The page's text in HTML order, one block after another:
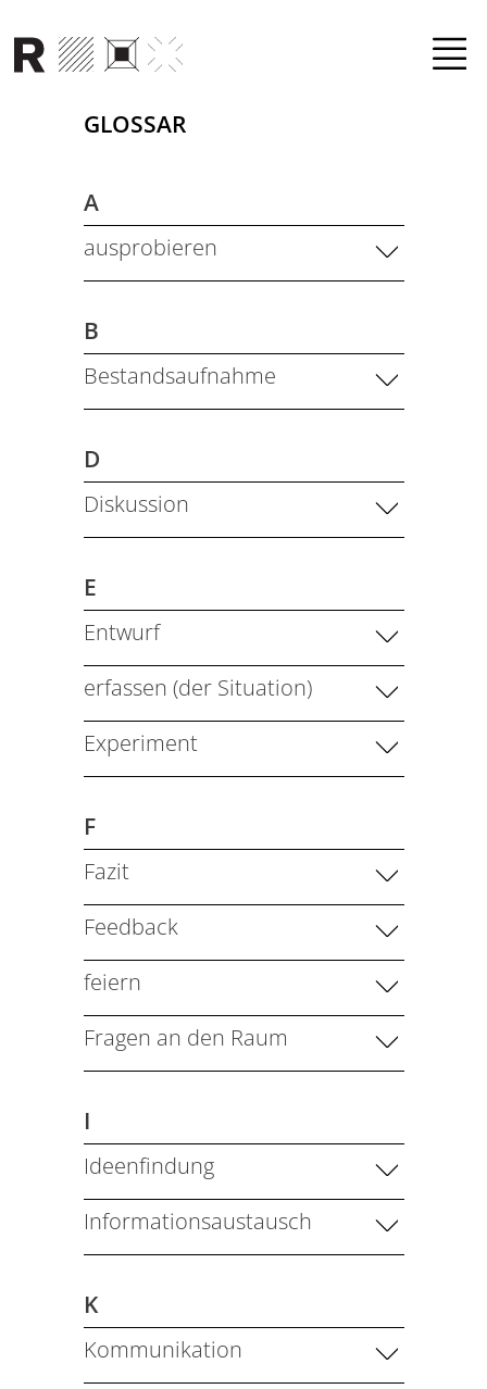
GLOSSAR
A
ausprobieren
B
Bestandsaufnahme
D
Diskussion
E
Entwurf
erfassen (der Situation)
Experiment
F
Fazit
Feedback
feiern
Fragen an den Raum
I
Ideenfindung
Informationsaustausch
K
Kommunikation